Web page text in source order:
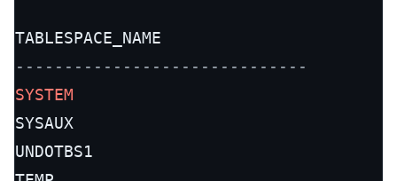
------------------------------
SYSTEM
SYSAUX
UNDOTBS1